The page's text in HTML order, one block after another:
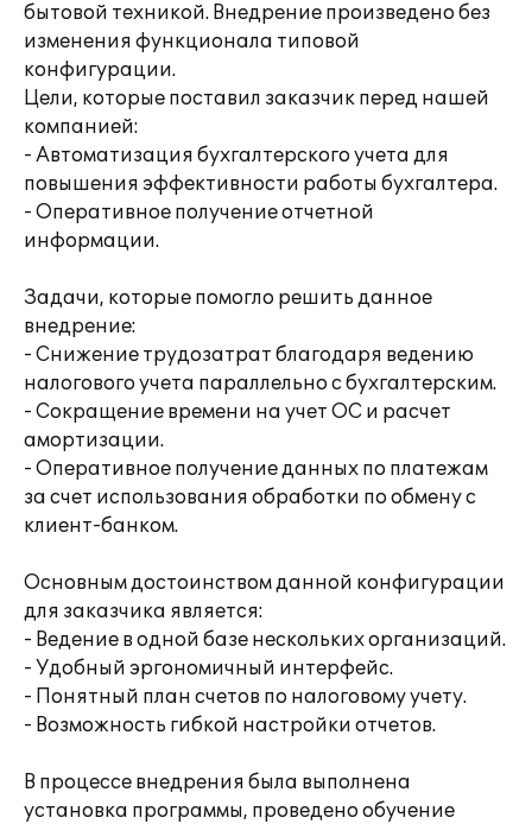
бытовой техникой. Внедрение произведено без
изменения функционала типовой
конфигурации.
Цели, которые поставил заказчик перед нашей
компанией:
- Автоматизация бухгалтерского учета для
повышения эффективности работы бухгалтера.
- Оперативное получение отчетной
информации.
Задачи, которые помогло решить данное
внедрение:
- Снижение трудозатрат благодаря ведению
налогового учета параллельно с бухгалтерским.
- Сокращение времени на учет ОС и расчет
амортизации.
- Оперативное получение данных по платежам
за счет использования обработки по обмену с
клиент-банком.
Основным достоинством данной конфигурации
для заказчика является:
- Ведение в одной базе нескольких организаций.
- Удобный эргономичный интерфейс.
- Понятный план счетов по налоговому учету.
- Возможность гибкой настройки отчетов.
В процессе внедрения была выполнена
установка программы, проведено обучение